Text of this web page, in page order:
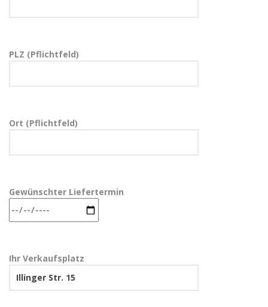
PLZ (Pflichtfeld)
Ort (Pflichtfeld)
Gewünschter Liefertermin
Ihr Verkaufsplatz